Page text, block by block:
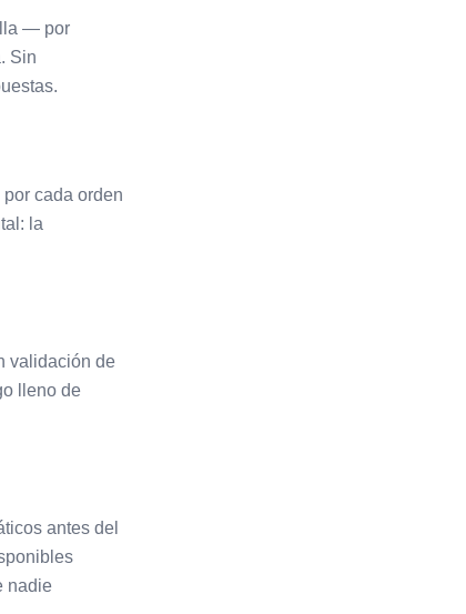
— por
Sin
cada orden
la
validación de
lleno de
antes del
nadie